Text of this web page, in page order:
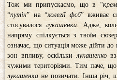
Тож ми припускаємо, що в “
“путін” на “колегії фсб” вживає
стосувалосялукашенка . Адже,
напряму спілкується з твоїм
означає, що ситуація може дійти
зон впливу, оскільки лукашенко
чужими територіями. Тим паче,
лукашенка не позичати. Інша річ,